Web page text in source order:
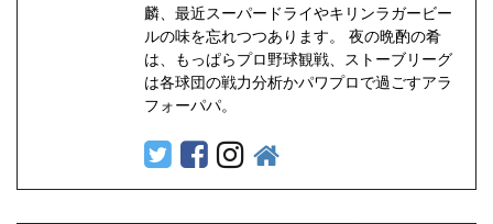
麟、最近スーパードライやキリンラガービー
ルの味を忘れつつあります。 夜の晩酌の肴
は、もっぱらプロ野球観戦、ストーブリーグ
は各球団の戦力分析かパワプロで過ごすアラ
フォーパパ。